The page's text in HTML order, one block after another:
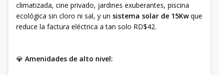
climatizada, cine privado, jardines exuberantes, piscina
ecológica sin cloro ni sal, y un sistema solar de 15Kwque
reduce la factura eléctrica a tan solo RD$42.
💎 Amenidades de alto nivel: